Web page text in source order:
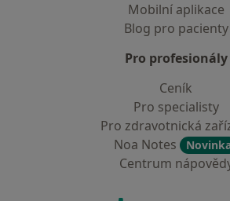
Mobilní aplikace
Blog pro pacienty
Pro profesionály
Ceník
Pro specialisty
Pro zdravotnická
Noa Notes
Centrum